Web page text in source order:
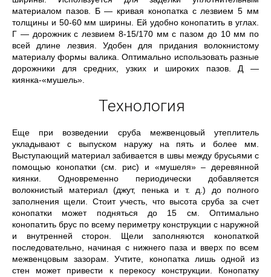
материалом пазов. Б — кривая конопатка с лезвием 5 мм
толщины и 50-60 мм ширины. Ей удобно конопатить в углах.
Г — дорожник с лезвием 8-15/170 мм с пазом до 10 мм по
всей длине лезвия. Удобен для придания волокнистому
материалу формы валика. Оптимально использовать разные
дорожники для средних, узких и широких пазов. Д —
киянка-«мушель».
Технология
Еще при возведении сруба межвенцовый утеплитель
укладывают с выпуском наружу на пять и более мм.
Выступающий материал забивается в швы между брусьями с
помощью конопатки (см. рис) и «мушеля» – деревянной
киянки. Одновременно периодически добавляется
волокнистый материал (джут, пенька и т. д.) до полного
заполнения щели. Стоит учесть, что высота сруба за счет
конопатки может подняться до 15 см. Оптимально
конопатить брус по всему периметру конструкции с наружной
и внутренней сторон. Щели заполняются конопаткой
последовательно, начиная с нижнего паза и вверх по всем
межвенцовым зазорам. Учтите, конопатка лишь одной из
стен может привести к перекосу конструкции. Конопатку